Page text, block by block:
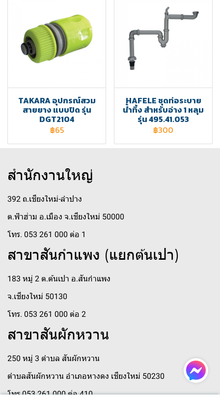
TAKARA อุปกรณ์สวม
สายยาง แบบปิด รุ่น
DGT2104
฿65
HAFELE ชุดท่อระบาย
น้ำทิ้ง สำหรับอ่าง 1 หลุม
รุ่น 495.41.053
฿300
สำนักงานใหญ่
392 ถ.เชียงใหม่-ลำปาง
ต.ฟ้าฮ่าม อ.เมือง จ.เชียงใหม่ 50000
โทร. 053 261 000 ต่อ 1
สาขาสันกำแพง (แยกต้นเปา)
183 หมู่ 2 ต.ต้นเปา อ.สันกำแพง
จ.เชียงใหม่ 50130
โทร. 053 261 000 ต่อ 2
สาขาสันผักหวาน
250 หมู่ 3 ตำบล สันผักหวาน
ตำบลสันผักหวาน อำเภอหางดง เชียงใหม่ 50230
โทร 053 261 000 ต่อ 410